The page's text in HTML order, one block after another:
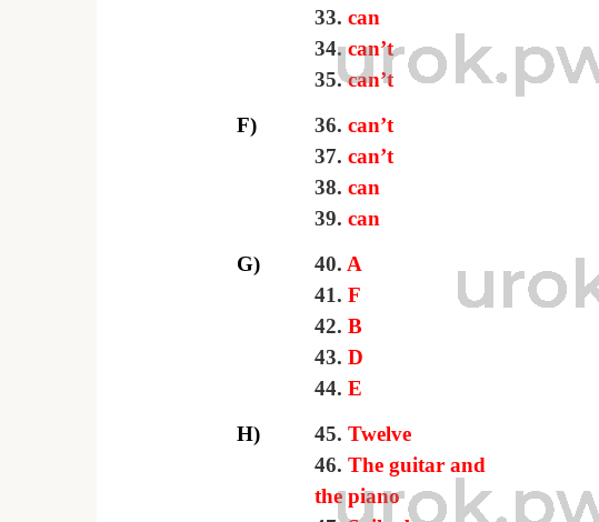
33.can
34.can’t
35.can’t
F)
36.can’t
37.can’t
38.can
39.can
G)
40.A
41.F
42.В
43.D
44.E
H)
45.Twelve
46.The guitar and
the piano